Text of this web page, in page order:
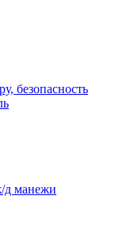
безопасность
д манежи